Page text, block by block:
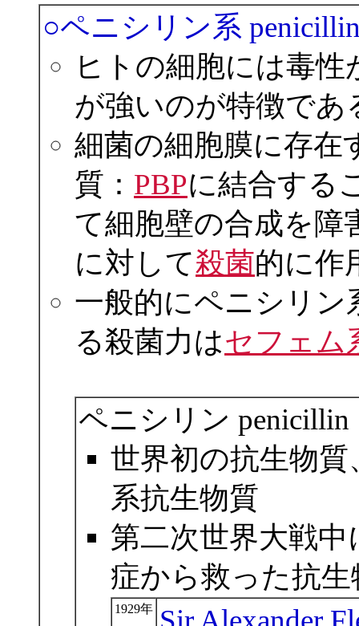
○ペニシリン系
ヒトの細胞には毒
が強いのが特徴であ
細菌の細胞膜に存在
質： PBPに結合する
て細胞壁の合成を障
に対して殺菌的に作
一般的にペニシリン
る殺菌力はセフェム
ペニシリン
世界初の抗生物
系抗生物質
第二次世界大戦
症から救った抗生
1929年